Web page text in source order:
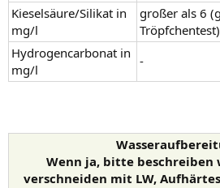
Kieselsäure/Silikat in
mg/l
großer als 6
Tröpfchentest)
Hydrogencarbonat in
mg/l
-
Wenn ja, bitte beschreiben
verschneiden mit LW,